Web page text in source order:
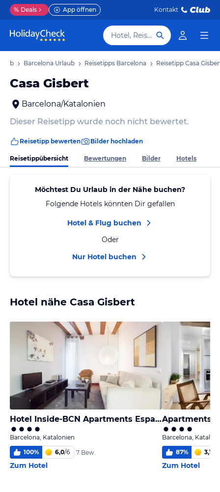
% Deals App öffnen Kontakt
Hotel, Reiseziel
Barcelona Urlaub Reisetipps Barcelona Reisetipp Casa
Casa Gisbert
Barcelona/Katalonien
Dieser Reisetipp wurde noch nicht bewertet.
Reisetipp bewerten Bilder hochladen
Reisetippübersicht Bewertungen Bilder Hotels
Möchtest Du Urlaub in der Nähe buchen?
Folgende Hotels könnten Dir gefallen
Hotel & Flug buchen
Oder
Nur Hotel buchen
Hotel nähe Casa Gisbert
Hotel Inside-BCN Apartments Esparteria
Barcelona, Katalonien
100% 6,0/6 7 Bew.
Zum Hotel
Apartments
Barcelona,
87% 3,1
Zum Hotel